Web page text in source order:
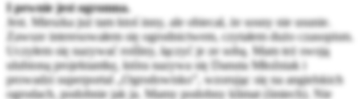
I pewnie jest ogromna.
Jest. Mieszka już tam ktoś inny, ale obiecał, że sosny nie usunie.
Zawsze interesowałem się ogrodnictwem, czytałem dużo czasopism.
Uczyłem się nazywać rośliny, łączyć je ze sobą. Mam też swoją
ulubioną projektantkę, która nazywa się Danuta Młoźniak i
prowadzi superportal „Ogrodowisko”, wzorując się na angielskich
ogrodach, podobnie jak ja. Mamy podobny klimat (śmiech). Nie